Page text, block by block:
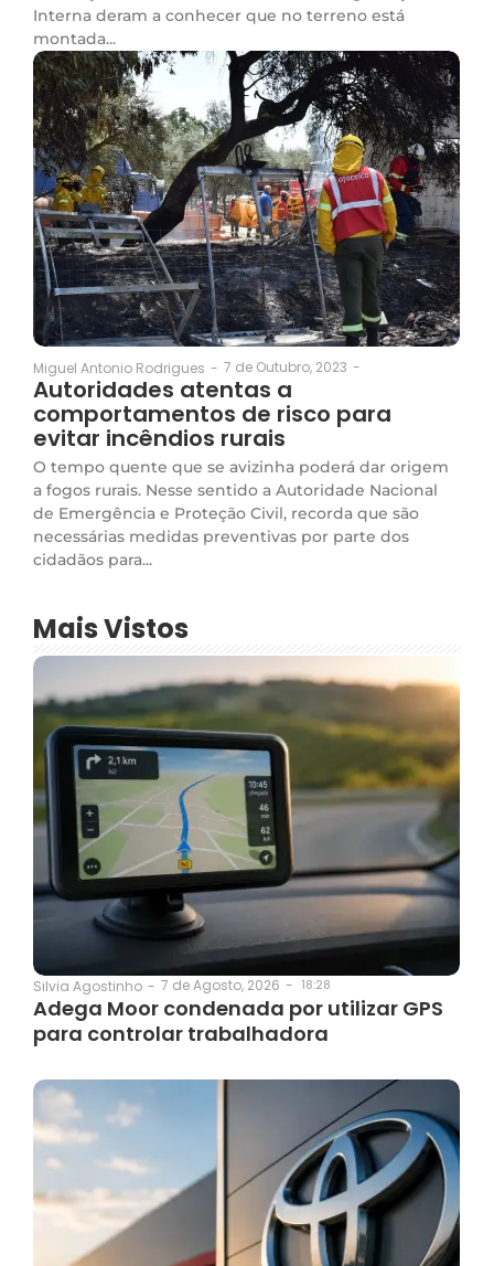
Interna deram a conhecer que no terreno está
montada...
Miguel Antonio Rodrigues - 7 de Outubro, 2023 -
Autoridades atentas a
comportamentos de risco para
evitar incêndios rurais
O tempo quente que se avizinha poderá dar origem
a fogos rurais. Nesse sentido a Autoridade Nacional
de Emergência e Proteção Civil, recorda que são
necessárias medidas preventivas por parte dos
cidadãos para...
Mais Vistos
Silvia Agostinho - 7 de Agosto, 2026 - 18:28
Adega Moor condenada por utilizar GPS
para controlar trabalhadora